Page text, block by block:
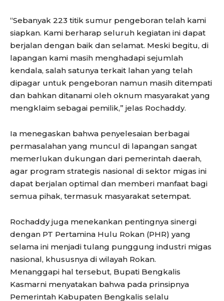
“Sebanyak 223 titik sumur pengeboran telah kami
siapkan. Kami berharap seluruh kegiatan ini dapat
berjalan dengan baik dan selamat. Meski begitu, di
lapangan kami masih menghadapi sejumlah
kendala, salah satunya terkait lahan yang telah
dipagar untuk pengeboran namun masih ditempati
dan bahkan ditanami oleh oknum masyarakat yang
mengklaim sebagai pemilik,” jelas Rochaddy.
Ia menegaskan bahwa penyelesaian berbagai
permasalahan yang muncul di lapangan sangat
memerlukan dukungan dari pemerintah daerah,
agar program strategis nasional di sektor migas ini
dapat berjalan optimal dan memberi manfaat bagi
semua pihak, termasuk masyarakat setempat.
Rochaddy juga menekankan pentingnya sinergi
dengan PT Pertamina Hulu Rokan (PHR) yang
selama ini menjadi tulang punggung industri migas
nasional, khususnya di wilayah Rokan.
Menanggapi hal tersebut, Bupati Bengkalis
Kasmarni menyatakan bahwa pada prinsipnya
Pemerintah Kabupaten Bengkalis selalu